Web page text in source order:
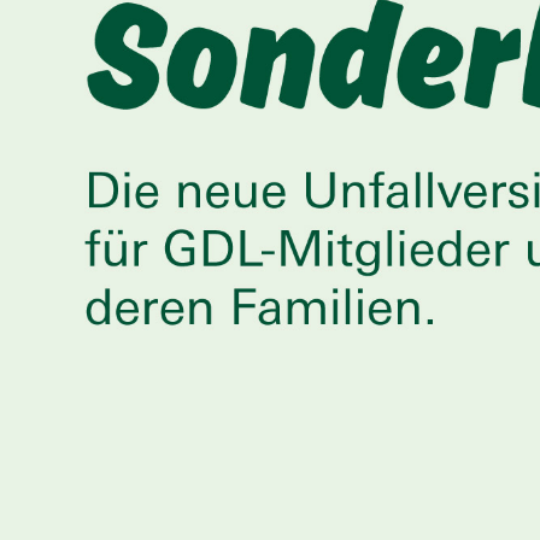
MITGLIEDSCHAFT
PRESSE